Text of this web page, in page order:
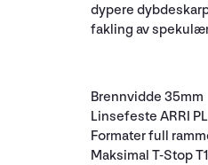
dypere
fakling av
Brennvidde 35mm
Linsefeste ARRI PL
Formater full
Maksimal T-Stop